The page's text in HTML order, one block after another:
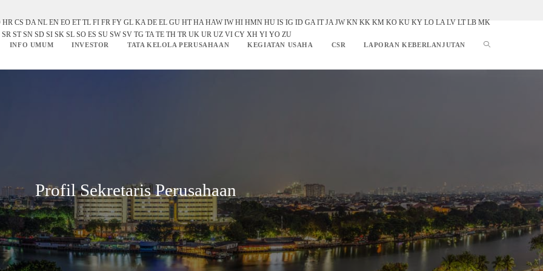
HR CS DA NL EN EO ET TL FI FR FY GL KA DE EL GU HT HA HAW IW HI HMN HU IS IG ID GA IT JA JW KN KK KM KO KU KY LO LA LV LT LB MK
SR ST SN SD SI SK SL SO ES SU SW SV TG TA TE TH TR UK UR UZ VI CY XH YI YO ZU
INFO UMUM INVESTOR TATA KELOLA PERUSAHAAN KEGIATAN USAHA CSR LAPORAN KEBERLANJUTAN
Profil Sekretaris Perusahaan